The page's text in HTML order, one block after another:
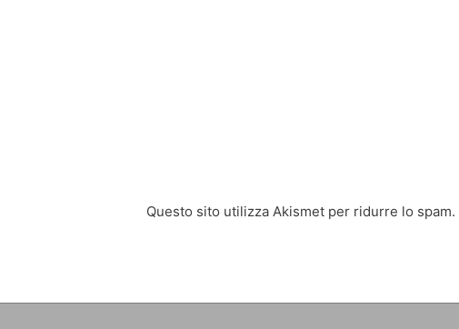
Questo sito utilizza Akismet per ridurre lo spam.